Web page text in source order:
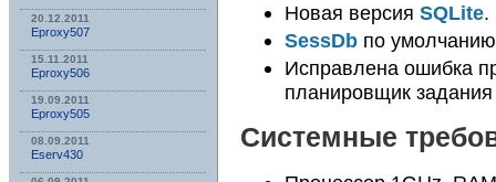
20.12.2011
Eproxy507
15.11.2011
Eproxy506
19.09.2011
Eproxy505
08.09.2011
Eserv430
Новая версия SQLite.
SessDb по
Исправлена ошибка
планировщик
Системные